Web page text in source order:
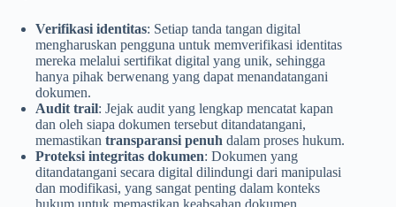
Verifikasi identitas: Setiap tanda tangan digital
mengharuskan pengguna untuk memverifikasi identitas
mereka melalui sertifikat digital yang unik, sehingga
hanya pihak berwenang yang dapat menandatangani
dokumen.
Audit trail: Jejak audit yang lengkap mencatat kapan
dan oleh siapa dokumen tersebut ditandatangani,
memastikan transparansi penuh dalam proses hukum.
Proteksi integritas dokumen: Dokumen yang
ditandatangani secara digital dilindungi dari manipulasi
dan modifikasi, yang sangat penting dalam konteks
hukum untuk memastikan keabsahan dokumen.